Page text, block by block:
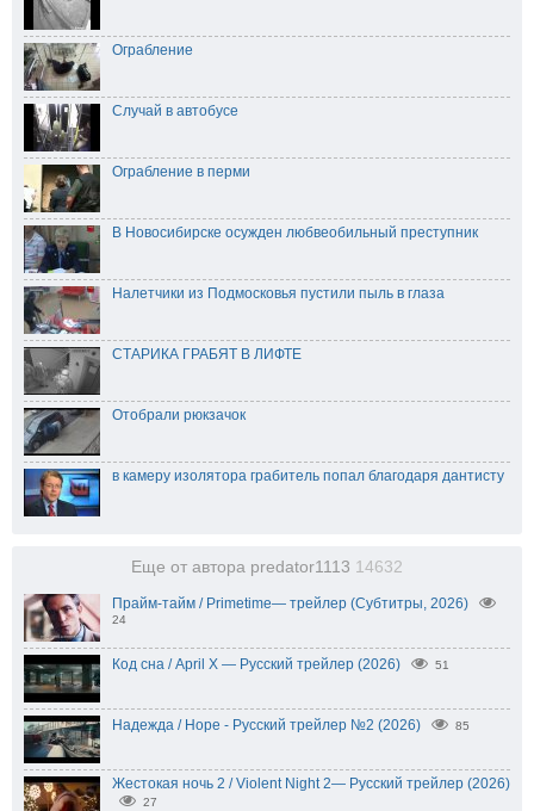
Ограбление
Случай в автобусе
Ограбление в перми
В Новосибирске осужден любвеобильный преступник
Налетчики из Подмосковья пустили пыль в глаза
СТАРИКА ГРАБЯТ В ЛИФТЕ
Отобрали рюкзачок
в камеру изолятора грабитель попал благодаря дантисту
Еще от автора predator1113 14632
Прайм-тайм / Primetime— трейлер (Субтитры, 2026)
24
Код сна / April X — Русский трейлер (2026) 51
Надежда / Hope - Русский трейлер №2 (2026) 85
Жестокая ночь 2 / Violent Night 2— Русский трейлер (2026)
27